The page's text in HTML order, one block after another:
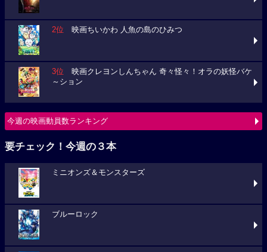
2位 映画ちいかわ 人魚の島のひみつ
3位 映画クレヨンしんちゃん 奇々怪々！オラの妖怪バケ
～ション
今週の映画動員数ランキング
要チェック！今週の３本
ミニオンズ＆モンスターズ
ブルーロック